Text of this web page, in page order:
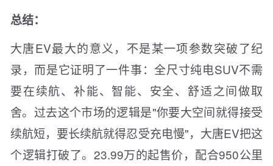
总结：
大唐EV最大的意义，不是某一项参数突破了纪
录，而是它证明了一件事：全尺寸纯电SUV不需
要在续航、补能、智能、安全、舒适之间做取
舍。过去这个市场的逻辑是"你要大空间就得接受
续航短，要长续航就得忍受充电慢"，大唐EV把这
个逻辑打破了。23.99万的起售价，配合950公里